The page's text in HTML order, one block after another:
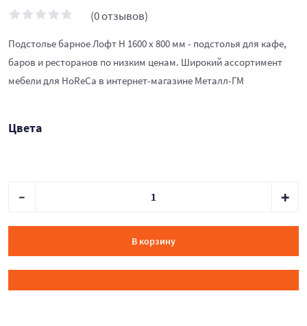
(0 отзывов)
Подстолье барное Лофт Н 1600 х 800 мм - подстолья для кафе,
баров и ресторанов по низким ценам. Широкий ассортимент
мебели для HoReCa в интернет-магазине Металл-ГМ
Цвета
В корзину